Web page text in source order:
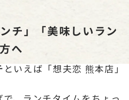
チ」「美味しいラン
へ
といえば「想夫恋 熊本店」